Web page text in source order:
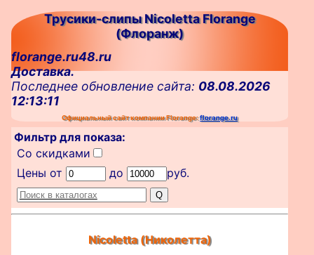
Трусики-слипы Nicoletta Florange
(Флоранж)
florange.ru48.ru
Доставка.
Последнее обновление сайта: 08.08.2026
12:13:11
Официальный сайт компании Florange:florange.ru
Фильтр для показа:
Со скидками
Цены от
до руб.
Nicoletta (Николетта)